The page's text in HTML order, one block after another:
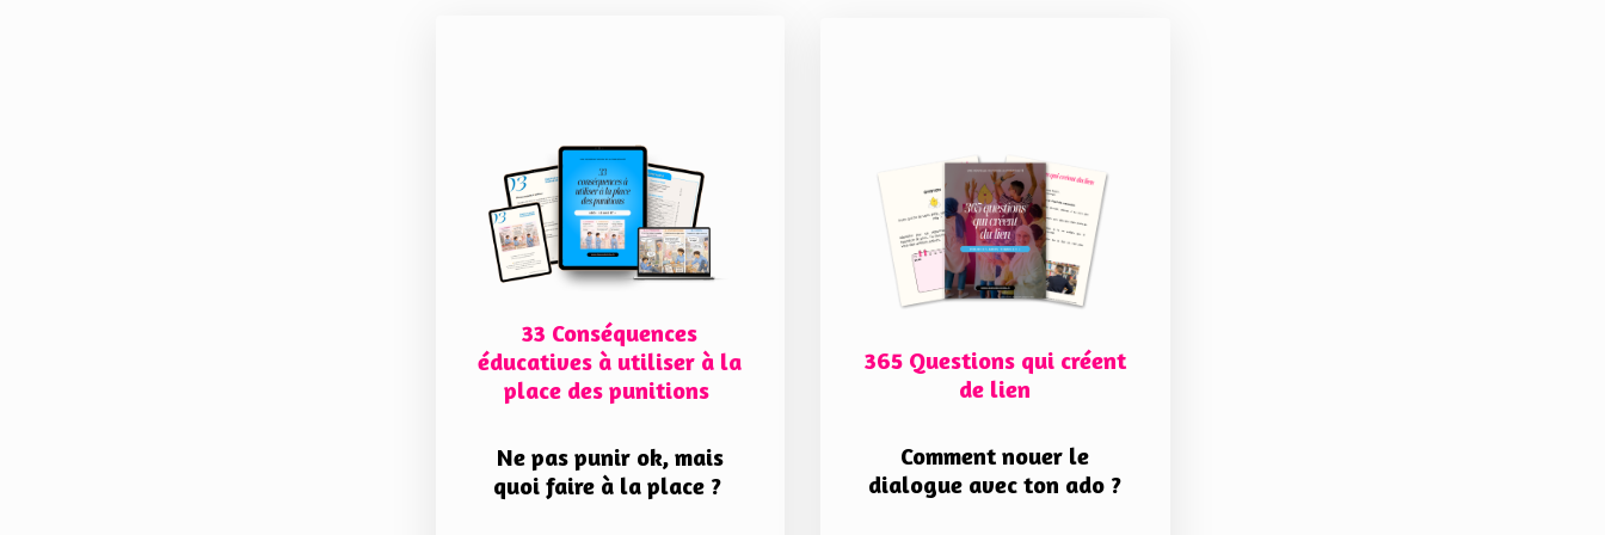
33 Conséquences
éducatives à utiliser à la
place des punitions
Ne pas punir ok, mais
quoi faire à la place ?
365 Questions qui créent
de lien
Comment nouer le
dialogue avec ton ado ?